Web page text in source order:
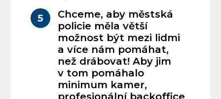
5
Chceme, aby městská
policie měla větší
možnost být mezi lidmi
a více nám pomáhat,
než drábovat! Aby jim
v tom pomáhalo
minimum kamer,